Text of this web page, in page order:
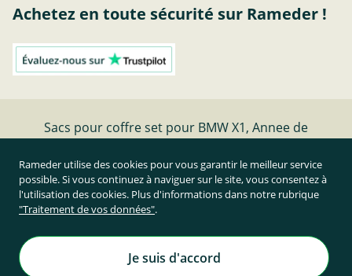
Achetez en toute sécurité sur Rameder !
Sacs pour coffre set pour BMW X1, Annee de
Résilier le contrat
Prix TTC et hors frais de port
Rameder Attelage France
Tous droits réservés. | © Copyright 1995-2026
Rameder utilise des cookies pour vous garantir le meilleur service
possible. Si vous continuez à naviguer sur le site, vous consentez à
l'utilisation des cookies. Plus d'informations dans notre rubrique
"Traitement de vos données".
Je suis d'accord